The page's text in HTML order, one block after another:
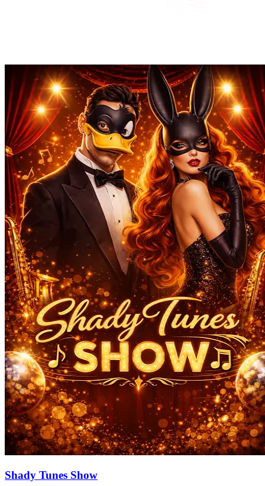
Shady Tunes Show